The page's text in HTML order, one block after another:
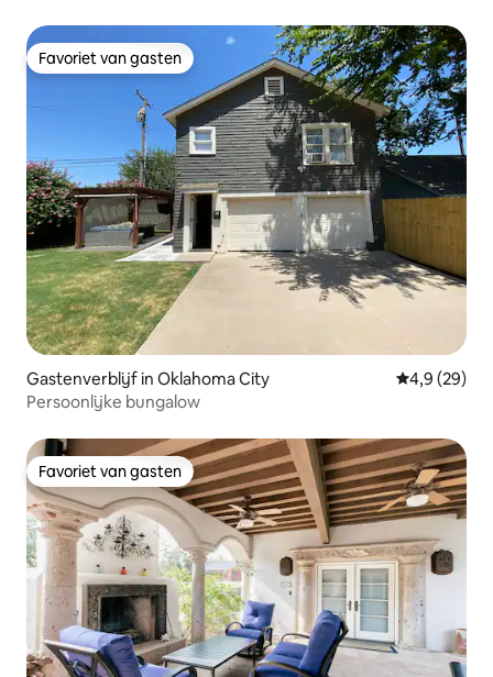
Favoriet van gasten
Favoriet van gasten
Gastenverblijf in Oklahoma City Gemiddelde
4,9 (29)
Persoonlijke bungalow
Favoriet van gasten
Favoriet van gasten